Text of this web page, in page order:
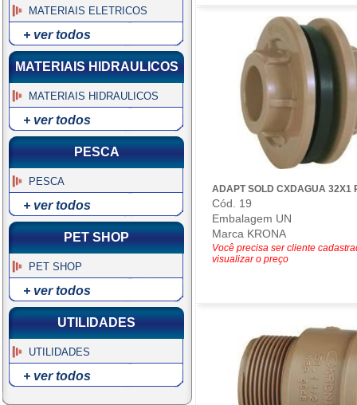
MATERIAIS ELETRICOS
+ ver todos
MATERIAIS HIDRAULICOS
MATERIAIS HIDRAULICOS
+ ver todos
PESCA
PESCA
+ ver todos
PET SHOP
PET SHOP
+ ver todos
UTILIDADES
UTILIDADES
+ ver todos
ADAPT SOLD CXDAGUA 32X1
Cód. 19
Embalagem UN
Marca KRONA
Você precisa ser cliente
visualizar o preço